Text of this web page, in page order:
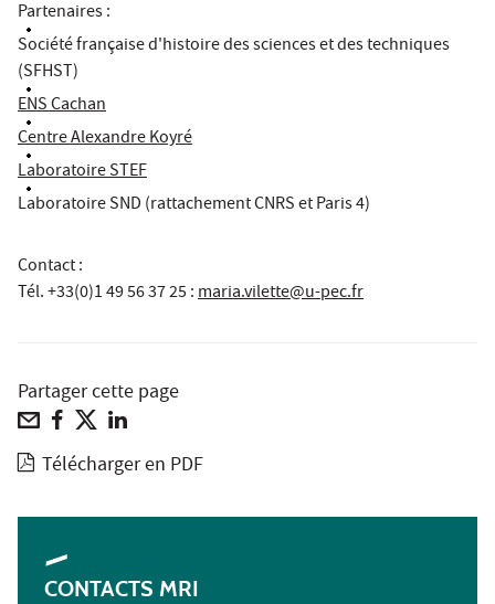
Partenaires :
Société française d'histoire des sciences et des techniques
(SFHST)
ENS Cachan
Centre Alexandre Koyré
Laboratoire STEF
Laboratoire SND (rattachement CNRS et Paris 4)
Contact :
Tél. +33(0)1 49 56 37 25:maria.vilette@u-pec.fr
Partager cette page
Télécharger en PDF
CONTACTS MRI